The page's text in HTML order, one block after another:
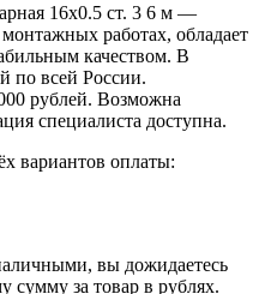
16х0.5 ст. 3 6 м —
работах, обладает
качеством. В
по всей России.
рублей. Возможна
специалиста доступна.
вариантов оплаты:
вы дожидаетесь
сумму за товар в рублях.